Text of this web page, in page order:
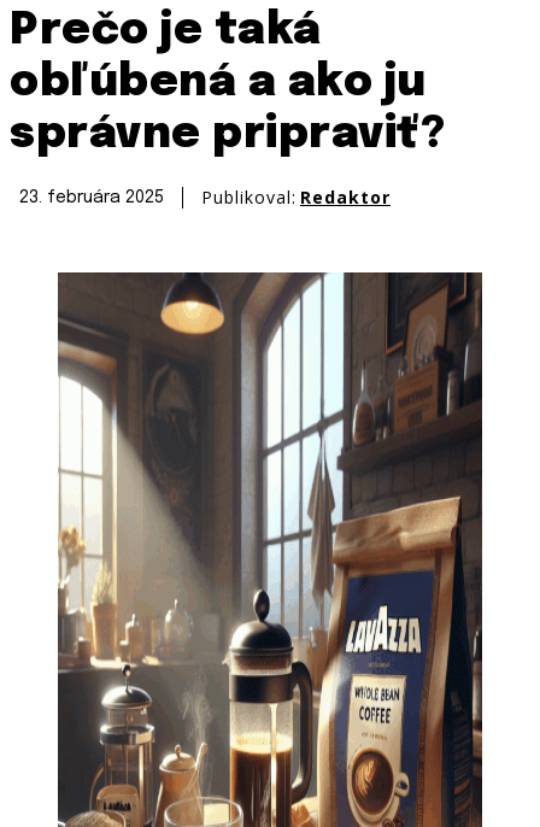
Prečo je taká
obľúbená a ako ju
správne pripraviť?
23. februára 2025 Publikoval: Redaktor